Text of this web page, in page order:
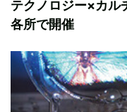
テクノロジー×カル
各所で開催